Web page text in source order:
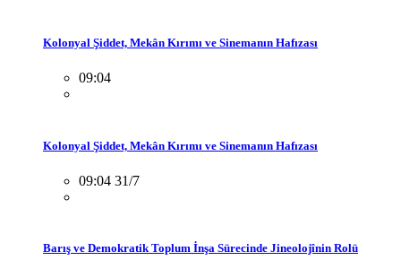
Kolonyal Şiddet, Mekân Kırımı ve Sinemanın Hafızası
09:04
Kolonyal Şiddet, Mekân Kırımı ve Sinemanın Hafızası
09:04 31/7
Barış ve Demokratik Toplum İnşa Sürecinde Jineolojînin Rolü